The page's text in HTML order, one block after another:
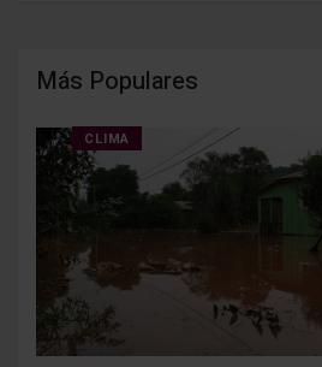
Más Populares
CLIMA